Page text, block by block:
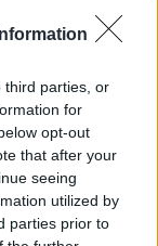
third parties, or
for
opt-out
that after your
seeing
utilized by
parties prior to
2024-07-18 21:12
atradimą (5)